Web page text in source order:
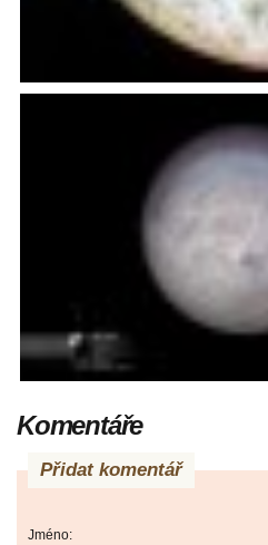
Komentáře
Přidat komentář
Jméno: